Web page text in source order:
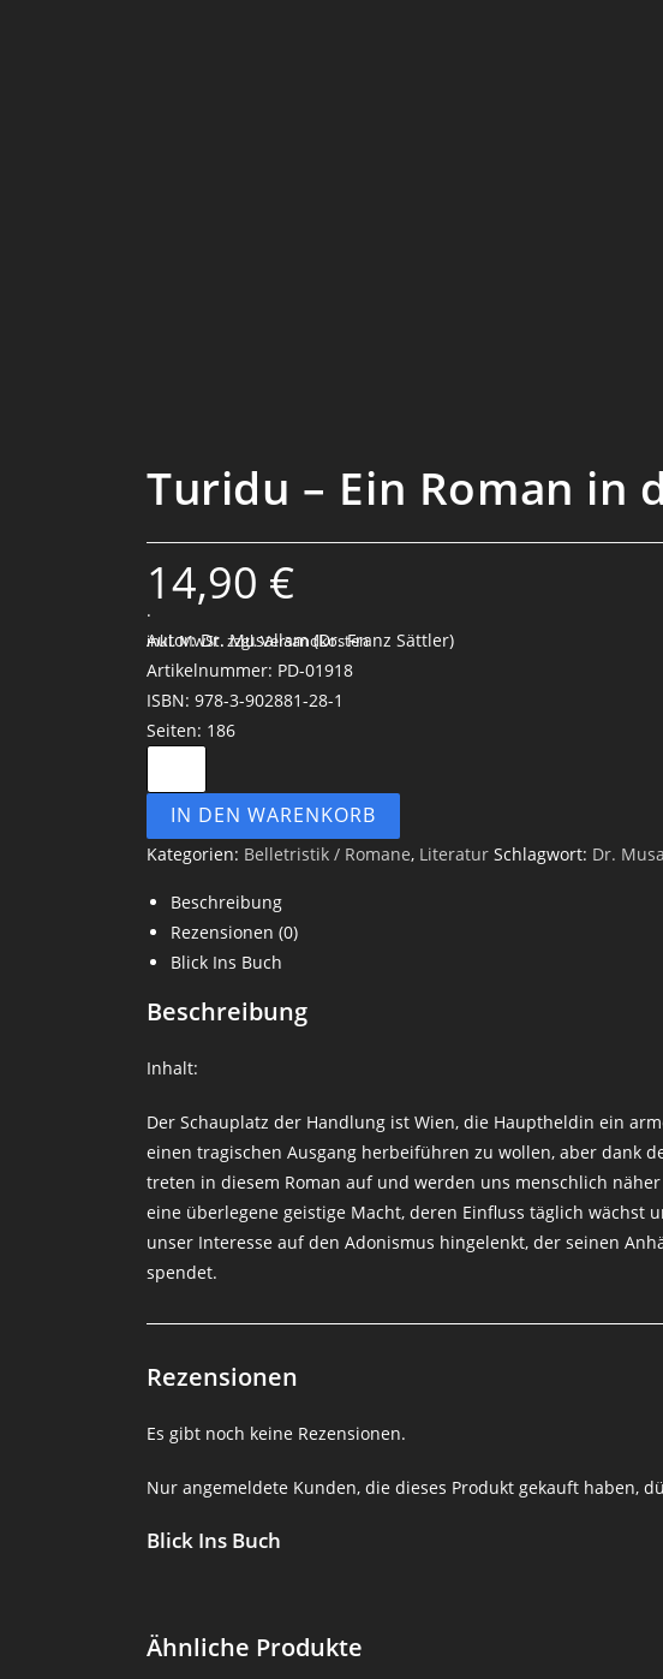
Turidu – Ein Roman in
14,90 €
inkl. MwSt.zzgl. Versandkosten
.
Autor: Dr. Musallam (Dr. Franz Sättler)
Artikelnummer: PD-01918
ISBN: 978-3-902881-28-1
Seiten: 186
IN DEN WARENKORB
Kategorien: Belletristik / Romane, Literatur Schlagwort: Dr.
Beschreibung
Rezensionen (0)
Blick Ins Buch
Beschreibung
Inhalt:
Der Schauplatz der Handlung ist Wien, die Hauptheldin ein
einen tragischen Ausgang herbeiführen zu wollen, aber dank
treten in diesem Roman auf und werden uns menschlich
eine überlegene geistige Macht, deren Einfluss täglich
unser Interesse auf den Adonismus hingelenkt, der seinen
spendet.
Rezensionen
Es gibt noch keine Rezensionen.
Nur angemeldete Kunden, die dieses Produkt gekauft haben,
Blick Ins Buch
Ähnliche Produkte